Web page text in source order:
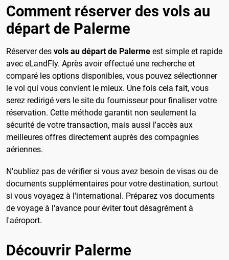
Comment réserver des vols au
départ de Palerme
Réserver des vols au départ de Palerme est simple et rapide
avec eLandFly. Après avoir effectué une recherche et
comparé les options disponibles, vous pouvez sélectionner
le vol qui vous convient le mieux. Une fois cela fait, vous
serez redirigé vers le site du fournisseur pour finaliser votre
réservation. Cette méthode garantit non seulement la
sécurité de votre transaction, mais aussi l'accès aux
meilleures offres directement auprès des compagnies
aériennes.
N'oubliez pas de vérifier si vous avez besoin de visas ou de
documents supplémentaires pour votre destination, surtout
si vous voyagez à l'international. Préparez vos documents
de voyage à l'avance pour éviter tout désagrément à
l'aéroport.
Découvrir Palerme